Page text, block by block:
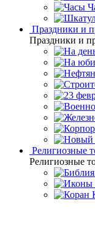
Праздники и
Праздники и
Религиозные
Религиозные